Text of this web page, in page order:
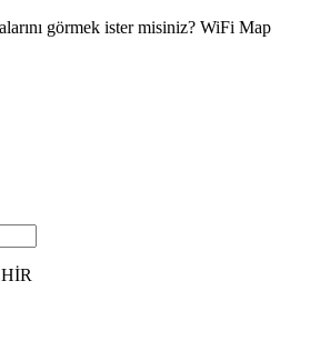
görmek ister misiniz? WiFi Map